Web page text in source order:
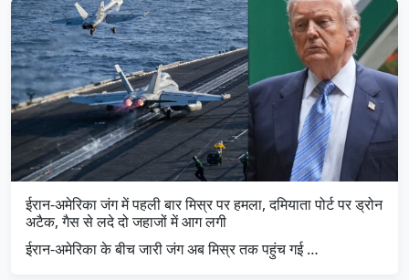
ईरान-अमेरिका जंग में पहली बार मिस्र पर हमला, दमियाता पोर्ट पर ड्रोन
अटैक, गैस से लदे दो जहाजों में आग लगी
ईरान-अमेरिका के बीच जारी जंग अब मिस्र तक पहुंच गई …